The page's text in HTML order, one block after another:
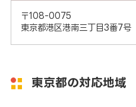
〒108-0075
東京都港区港南三丁目3番7号
東京都の対応地域